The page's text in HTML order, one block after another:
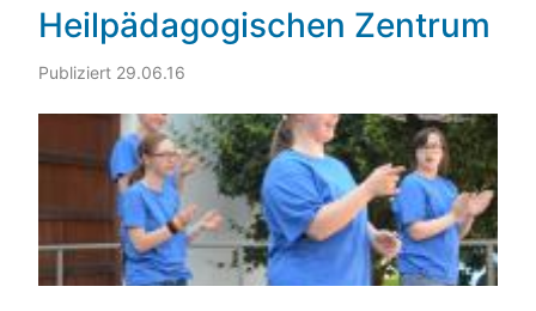
Heilpädagogischen Zentrum
Publiziert 29.06.16